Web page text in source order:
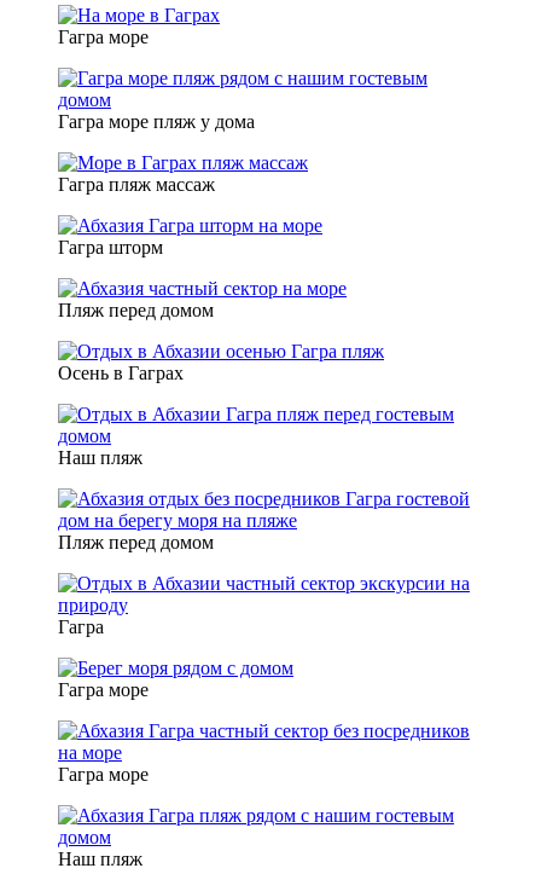
Гагра море
Гагра море пляж у дома
Гагра пляж массаж
Гагра шторм
Пляж перед домом
Осень в Гаграх
Наш пляж
Пляж перед домом
Гагра
Гагра море
Гагра море
Наш пляж